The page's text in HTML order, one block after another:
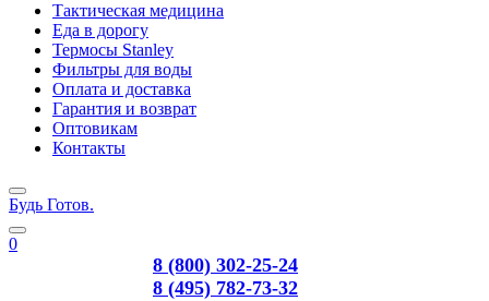
Тактическая медицина
Еда в дорогу
Термосы Stanley
Фильтры для воды
Оплата и доставка
Гарантия и возврат
Оптовикам
Контакты
Будь Готов.
0
8 (800) 302-25-24
8 (495) 782-73-32